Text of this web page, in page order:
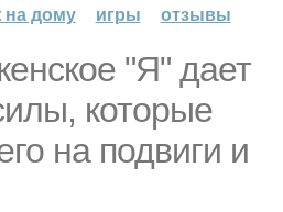
на дому
игры отзывы
"Я" дает
которые
на подвиги и